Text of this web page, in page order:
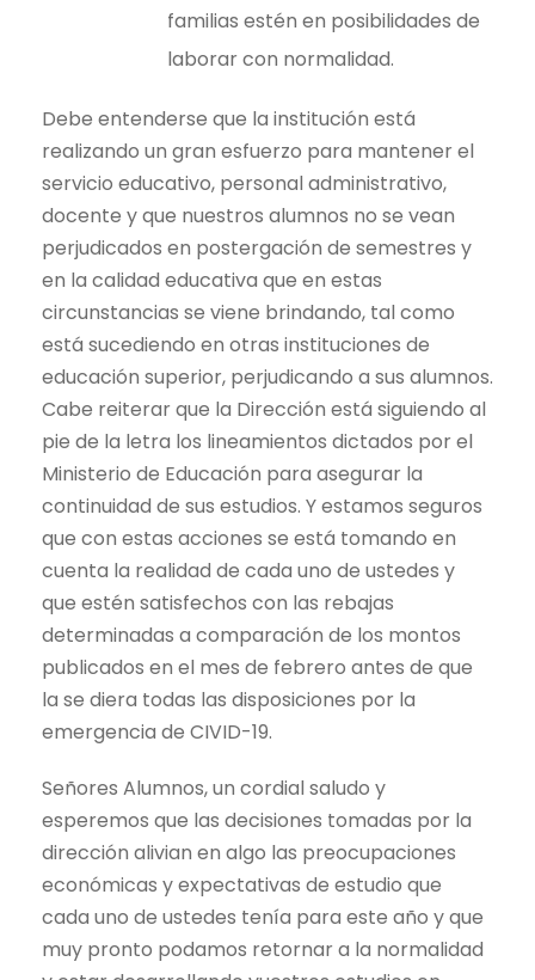
familias estén en posibilidades de
laborar con normalidad.
Debe entenderse que la institución está
realizando un gran esfuerzo para mantener el
servicio educativo, personal administrativo,
docente y que nuestros alumnos no se vean
perjudicados en postergación de semestres y
en la calidad educativa que en estas
circunstancias se viene brindando, tal como
está sucediendo en otras instituciones de
educación superior, perjudicando a sus alumnos.
Cabe reiterar que la Dirección está siguiendo al
pie de la letra los lineamientos dictados por el
Ministerio de Educación para asegurar la
continuidad de sus estudios. Y estamos seguros
que con estas acciones se está tomando en
cuenta la realidad de cada uno de ustedes y
que estén satisfechos con las rebajas
determinadas a comparación de los montos
publicados en el mes de febrero antes de que
la se diera todas las disposiciones por la
emergencia de CIVID-19.
Señores Alumnos, un cordial saludo y
esperemos que las decisiones tomadas por la
dirección alivian en algo las preocupaciones
económicas y expectativas de estudio que
cada uno de ustedes tenía para este año y que
muy pronto podamos retornar a la normalidad